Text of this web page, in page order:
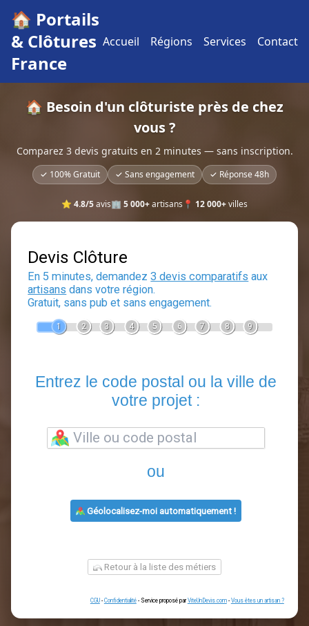
🏠 Portails
& Clôtures
France
Accueil Régions Services Contact
🏠 Besoin d'un clôturiste près de chez
vous ?
Comparez 3 devis gratuits en 2 minutes — sans inscription.
✓ 100% Gratuit ✓ Sans engagement ✓ Réponse 48h
⭐ 4.8/5avis🏢 5 000+artisans 📍 12 000+villes
Devis Clôture
En 5 minutes, demandez3 devis comparatifs
3 4 5
Entrez le code postal ou la
ou